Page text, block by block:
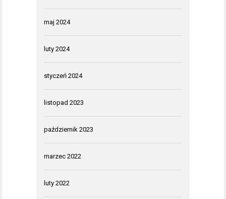
maj 2024
luty 2024
styczeń 2024
listopad 2023
październik 2023
marzec 2022
luty 2022